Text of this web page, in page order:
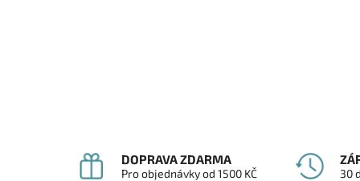
DOPRAVA ZDARMA
Pro objednávky od 1500 KČ 30